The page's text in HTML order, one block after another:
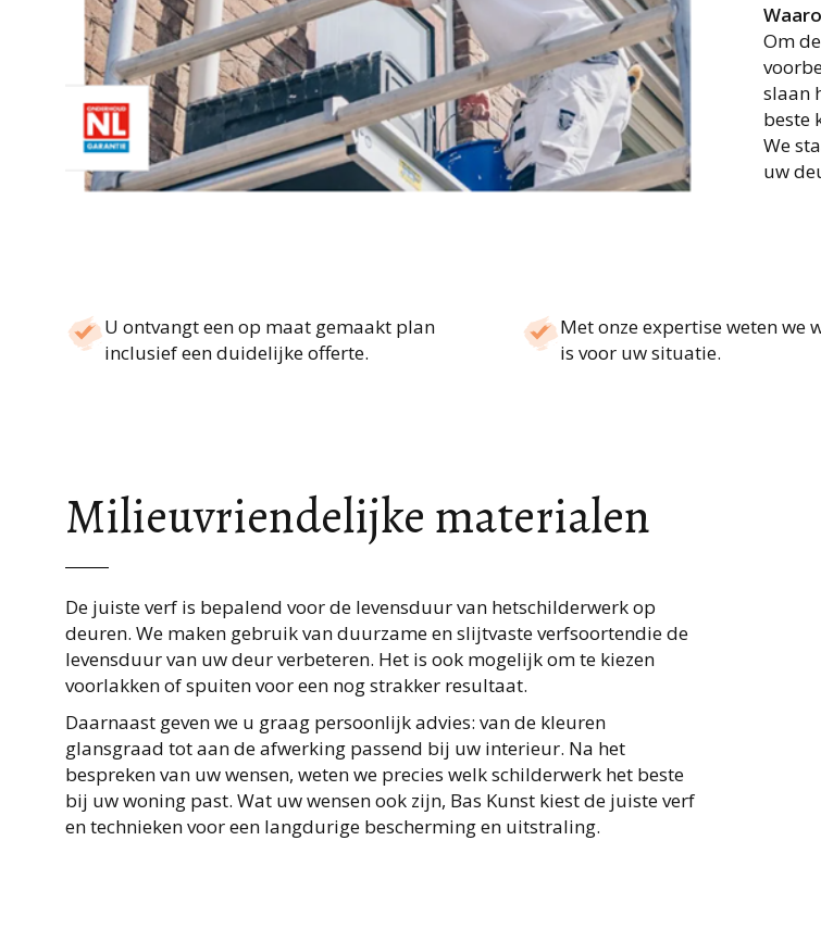
Om
slaan
beste
We
uw
U ontvangt een op maat gemaakt plan
inclusief een duidelijke offerte.
Met onze expertise weten we
is voor uw situatie.
Milieuvriendelijke materialen
De juiste verf is bepalend voor de levensduur van hetschilderwerk op
deuren. We maken gebruik van duurzame en slijtvaste verfsoortendie de
levensduur van uw deur verbeteren. Het is ook mogelijk om te kiezen
voorlakken of spuiten voor een nog strakker resultaat.
Daarnaast geven we u graag persoonlijk advies: van de kleuren
glansgraad tot aan de afwerking passend bij uw interieur. Na het
bespreken van uw wensen, weten we precies welk schilderwerk het beste
bij uw woning past. Wat uw wensen ook zijn, Bas Kunst kiest de juiste verf
en technieken voor een langdurige bescherming en uitstraling.